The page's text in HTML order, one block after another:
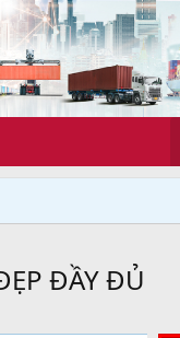
ĐẦY ĐỦ